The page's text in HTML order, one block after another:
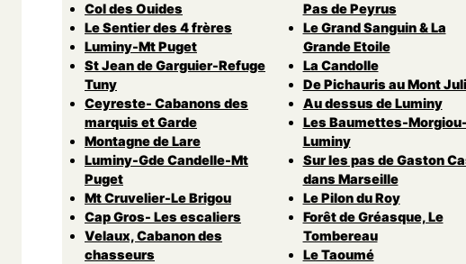
Col des Ouides
Le Sentier des 4 frères
Luminy-Mt Puget
St Jean de Garguier-Refuge
Tuny
Ceyreste- Cabanons des
marquis et Garde
Montagne de Lare
Luminy-Gde Candelle-Mt
Puget
Mt Cruvelier-Le Brigou
Cap Gros- Les escaliers
Velaux, Cabanon des
chasseurs
Pas de Peyrus
Le Grand Sanguin & La
Grande Etoile
La Candolle
De Pichauris au Mont
Au dessus de Luminy
Les Baumettes-Morgiou-
Luminy
Sur les pas de Gaston
dans Marseille
Le Pilon du Roy
Forêt de Gréasque, Le
Tombereau
Le Taoumé